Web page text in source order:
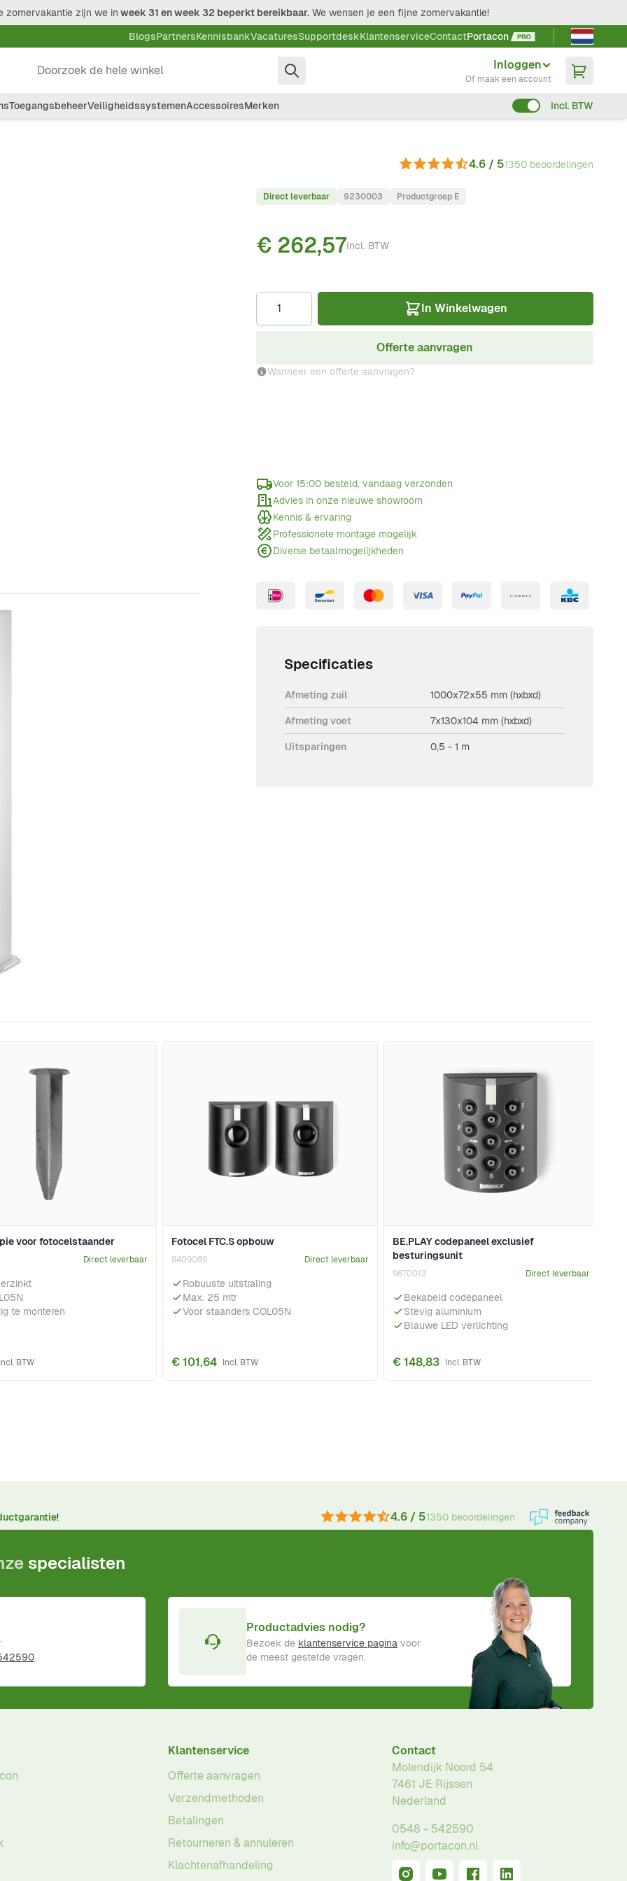
zomervakantie zijn we in week 31 en week 32 beperkt bereikbaar. We wensen je een fijne zomervakantie!
BlogsPartnersKennisbankVacaturesSupportdeskKlantenserviceContactPortacon
Taal kiezen
Doorzoek de hele winkel
Inloggen
Of maak een account
ToegangsbeheerVeiligheidssystemenAccessoiresMerken Incl. BTW
4.6 / 51350 beoordelingen
Direct leverbaar 9230003 Productgroep E
Incl. BTW
€ 262,57
In Winkelwagen
Offerte aanvragen
Wanneer een offerte aanvragen?
Voor 15:00 besteld, vandaag verzonden
Advies in onze nieuwe showroom
Kennis & ervaring
Professionele montage mogelijk
Diverse betaalmogelijkheden
of pulsgevers geplaatst kunnen
mogelijk deze aan de wand te
Specificaties
Afmeting zuil 1000x72x55 mm (hxbxd)
Afmeting voet 7x130x104 mm (hxbxd)
Uitsparingen 0,5 - 1 m
voor fotocelstaander
Direct leverbaar
te monteren
Fotocel FTC.S opbouw
9409089 Direct leverbaar
Robuuste uitstraling
Max. 25 mtr
Voor staanders COL05N
€ 101,64
BE.PLAY codepaneel exclusief
besturingsunit
9670013 Direct leverbaar
Bekabeld codepaneel
Stevig aluminium
Blauwe LED verlichting
€ 148,83
! 4.6 / 51350 beoordelingen
specialisten
.
Productadvies nodig?
Bezoek de klantenservice pagina voor
de meest gestelde vragen.
Klantenservice
Offerte aanvragen
Verzendmethoden
Betalingen
Retourneren & annuleren
Klachtenafhandeling
Contact
Molendijk Noord 54
7461 JE Rijssen
Nederland
0548 - 542590
info@portacon.nl